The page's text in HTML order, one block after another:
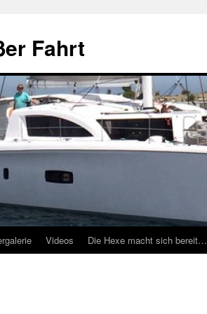
Fahrt
Videos Die Hexe macht sich bereit…